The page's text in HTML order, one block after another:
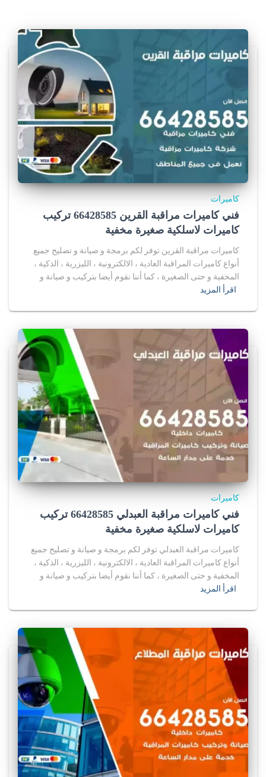
كاميرات
فني كاميرات مراقبة القرين 66428585 تركيب
كاميرات لاسلكية صغيرة مخفية
كاميرات مراقبة القرين توفر لكم برمجة و صيانة و تصليح جميع
أنواع كاميرات المراقبة العادية ، الالكترونية ، الليزرية ، الذكية ،
المخفية و حتى الصغيرة ، كما أننا نقوم أيضا بتركيب و صيانة و
اقرأ المزيد
كاميرات
فني كاميرات مراقبة العبدلي 66428585 تركيب
كاميرات لاسلكية صغيرة مخفية
كاميرات مراقبة العبدلي توفر لكم برمجة و صيانة و تصليح جميع
أنواع كاميرات المراقبة العادية ، الالكترونية ، الليزرية ، الذكية ،
المخفية و حتى الصغيرة ، كما أننا نقوم أيضا بتركيب و صيانة و
اقرأ المزيد